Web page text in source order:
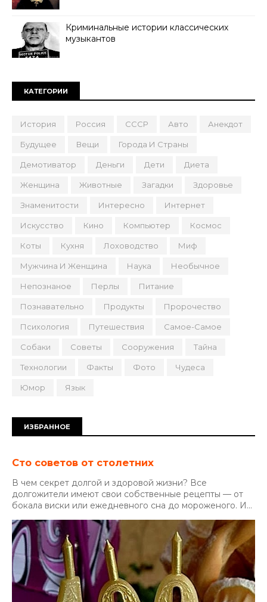
Криминальные истории классических
музыкантов
КАТЕГОРИИ
История Россия СССР Авто Анекдот
Будущее Вещи Города И Страны
Демотиватор Деньги Дети Диета
Женщина Животные Загадки Здоровье
Знаменитости Интересно Интернет
Искусство Кино Компьютер Космос
Коты Кухня Лоховодство Миф
Мужчина И Женщина Наука Необычное
Непознаное Перлы Питание
Познавательно Продукты Пророчество
Психология Путешествия Самое-Самое
Собаки Советы Сооружения Тайна
Технологии Факты Фото Чудеса
Юмор Язык
ИЗБРАННОЕ
Сто советов от столетних
В чем секрет долгой и здоровой жизни? Все
долгожители имеют свои собственные рецепты — от
бокала виски или ежедневного сна до мороженого. И...